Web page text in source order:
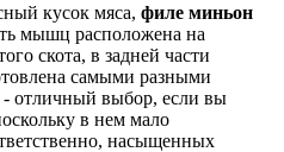
кусок мяса, филе миньон
мышц расположена на
скота, в задней части
самыми разными
отличный выбор, если вы
в нем мало
насыщенных